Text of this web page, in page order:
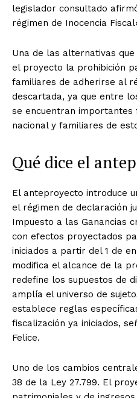
legislador consultado
régimen de Inocencia
Una de las alternativas
el proyecto la prohibición
familiares de adherirse al
descartada, ya que entre
se encuentran importantes
nacional y familiares de
Qué dice el
El anteproyecto introduce
el régimen de declaración
Impuesto a las Ganancias
con efectos proyectados
iniciados a partir del 1 de
modifica el alcance de la
redefine los supuestos de
amplía el universo de
establece reglas
fiscalización ya iniciados,
Felice.
Uno de los cambios
38 de la Ley 27.799. El